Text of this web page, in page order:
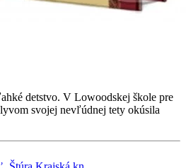
detstvo. V Lowoodskej škole pre
svojej nevľúdnej tety okúsila